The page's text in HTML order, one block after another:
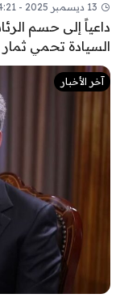
13 ديسمبر 2025 - 14:21
داعياً إلى حسم
السيادة تحمي ثمار
آخر الأخبار